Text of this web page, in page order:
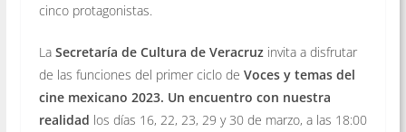
cinco protagonistas.
La Secretaría de Cultura de Veracruz invita a disfrutar
de las funciones del primer ciclo de Voces y temas del
cine mexicano 2023. Un encuentro con nuestra
realidad los días 16, 22, 23, 29 y 30 de marzo, a las 18:00